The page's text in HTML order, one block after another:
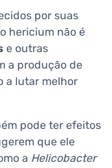
por suas
hericium não é
e outras
a produção de
a lutar melhor
pode ter efeitos
que ele
a Helicobacter